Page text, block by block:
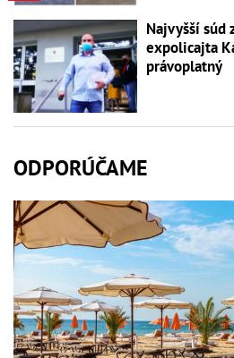
Najvyšší
expolicajta
právoplatný
ODPORÚČAME